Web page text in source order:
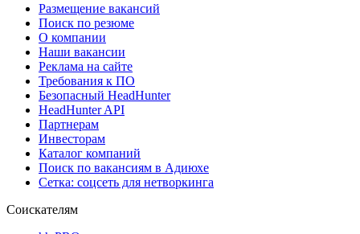
Размещение вакансий
Поиск по резюме
О компании
Наши вакансии
Реклама на сайте
Требования к ПО
Безопасный HeadHunter
HeadHunter API
Партнерам
Инвесторам
Каталог компаний
Поиск по вакансиям в Адиюхе
Сетка: соцсеть для нетворкинга
Соискателям